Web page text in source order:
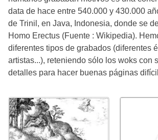
data de hace entre 540.000 y 430.000
de Trinil, en Java, Indonesia, donde se
Homo Erectus (Fuente : Wikipedia).
diferentes tipos de grabados (diferentes
artistas...), reteniendo sólo los woks con
detalles para hacer buenas páginas